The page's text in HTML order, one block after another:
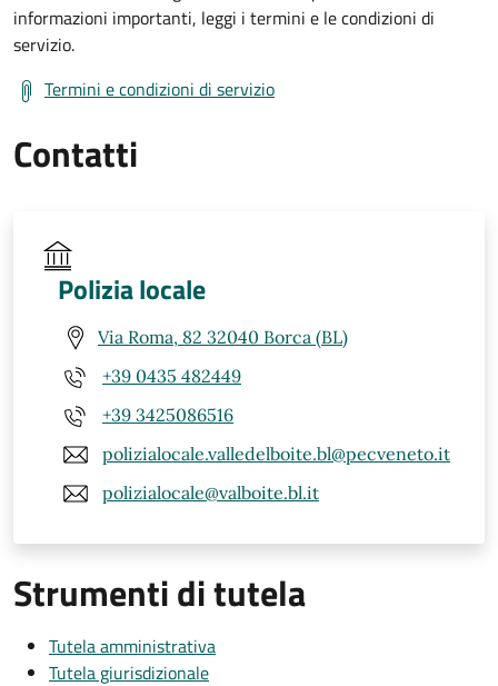
informazioni importanti, leggi i termini e le condizioni di
servizio.
Termini e condizioni di servizio
Contatti
Polizia locale
Via Roma, 82 32040 Borca (BL)
+39 0435 482449
+39 3425086516
polizialocale.valledelboite.bl@pecveneto.it
polizialocale@valboite.bl.it
Strumenti di tutela
Tutela amministrativa
Tutela giurisdizionale